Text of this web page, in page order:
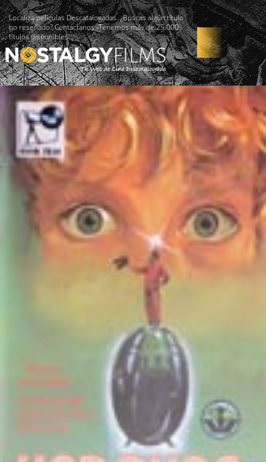
Localiza películas Descatalogadas. ¿Buscas algún título
no reseñado? Contáctanos -Tenemos más de 25.000
títulos disponibles!